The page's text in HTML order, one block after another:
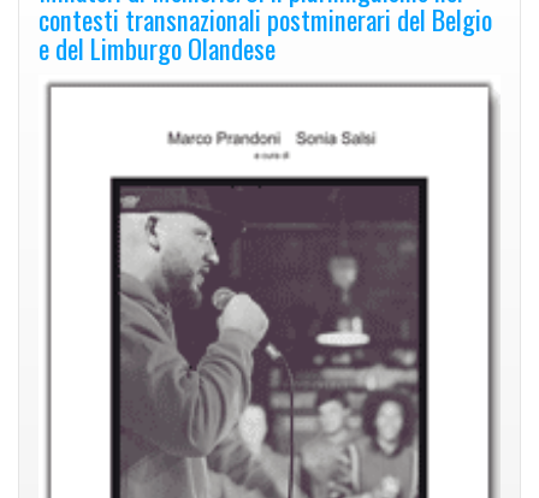
contesti transnazionali postminerari del Belgio
e del Limburgo Olandese